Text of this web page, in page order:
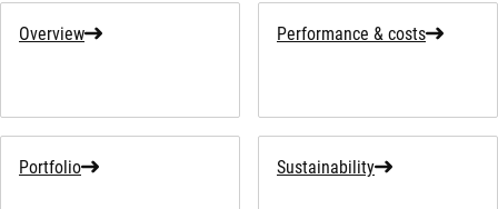
Overview Performance & costs
Portfolio Sustainability